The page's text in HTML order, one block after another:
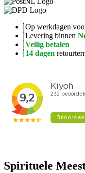
Op werkdagen
Levering binnen
Veilig betalen
14 dagen
Spirituele